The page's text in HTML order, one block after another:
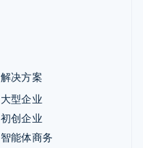
解决方案
大型企业
初创企业
智能体商务